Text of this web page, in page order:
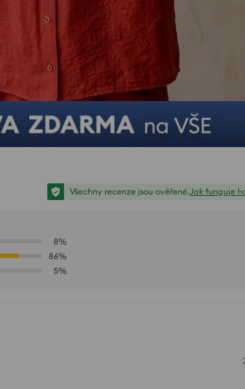
Všechny recenze jsou ověřené.Jak funguje
8%
86%
5%